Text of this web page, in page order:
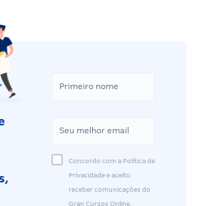
Concordo com a Política de
Privacidade e aceito
receber comunicações do
Gran Cursos Online.